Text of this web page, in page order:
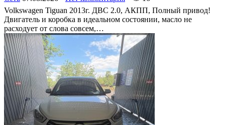
Volkswagen Tiguan 2013г. ДВС 2.0, АКПП, Полный привод!
Двигатель и коробка в идеальном состоянии, масло не
расходует от слова совсем,…